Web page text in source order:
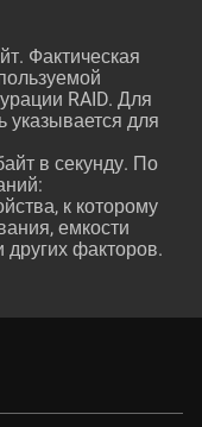
Фактическая
RAID. Для
указывается для
в секунду. По
к которому
емкости
других факторов.